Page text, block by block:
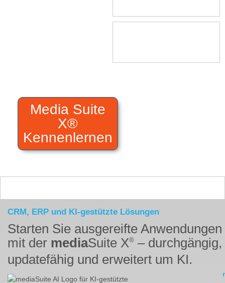
Media Suite
X®
Kennenlernen
CRM, ERP und KI-gestützte Lösungen
Starten Sie ausgereifte Anwendungen
mit der mediaSuite X® – durchgängig,
updatefähig und erweitert um KI.